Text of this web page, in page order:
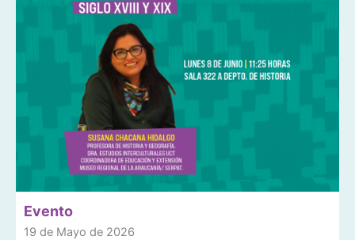
Evento
19 de Mayo de 2026